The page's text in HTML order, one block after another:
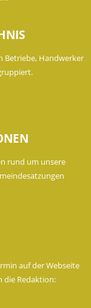
Betriebe, Handwerker
rund um unsere
auf der Webseite
die Redaktion: